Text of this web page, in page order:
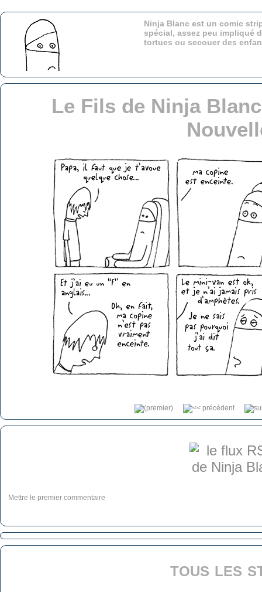
Ninja Blanc est un comic
spécial, assez peu impliqué
tortues ou secouer des
Le Fils de Ninja
Mettre le premier commentaire
tous les